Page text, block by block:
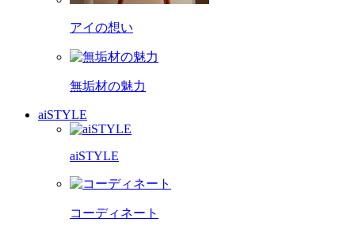
アイの想い
無垢材の魅力
aiSTYLE
aiSTYLE
コーディネート